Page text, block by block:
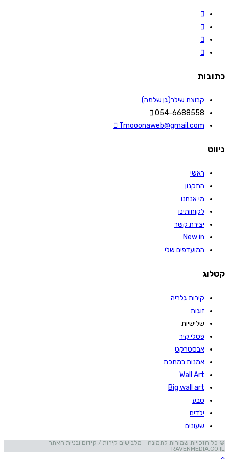
כתובות
קבוצת שילר(גן שלמה)
054-6688558
Tmooonaweb@gmail.com
ניווט
ראשי
התקנון
מי אנחנו
לקוחותינו
יצירת קשר
New in
המועדפים שלי
קטלוג
קירות גלריה
זוגות
שלישיות
פסלי קיר
אבסטרקט
אמנות במתכת
Wall Art
Big wall art
טבע
ילדים
שעונים
© כל הזכויות שמורות לתמונה - מלבישים קירות / קידום ובניית האתר
RAVENMEDIA.CO.IL